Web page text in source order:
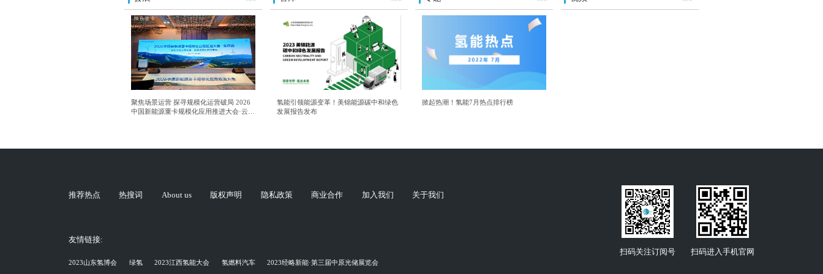
聚焦场景运营 探寻规模化运营破局 2026
中国新能源重卡规模化应用推进大会·云南
氢能引领能源变革！美锦能源碳中和绿色
发展报告发布
掀起热潮！氢能7月热点排行榜
推荐热点 热搜词 About us 版权声明 隐私政策 商业合作 加入我们 关于我们
友情链接:
2023山东氢博会 绿氢 2023江西氢能大会 氢燃料汽车 2023经略新能·第三届中原光储展览会
扫码关注订阅号 扫码进入手机官网